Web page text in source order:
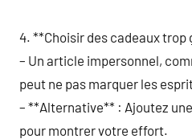
4. **Choisir des cadeaux trop
– Un article impersonnel,
peut ne pas marquer les
– **Alternative** : Ajoutez
pour montrer votre effort.